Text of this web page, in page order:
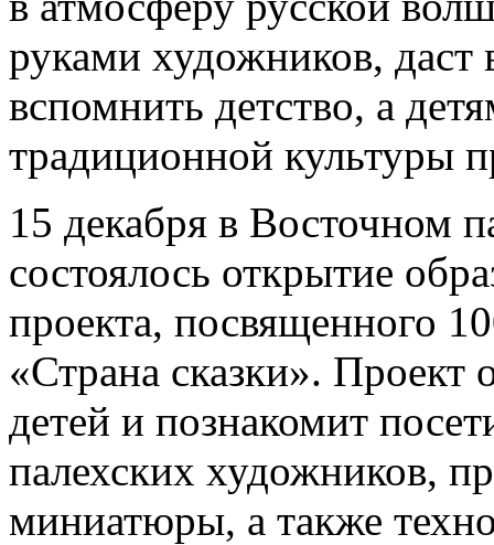
руками художников,
вспомнить детство, а
традиционной культуры
15 декабря в Восточном
состоялось открытие
проекта, посвященного
«Страна сказки». Проект
детей и познакомит
палехских художников,
миниатюры, а также